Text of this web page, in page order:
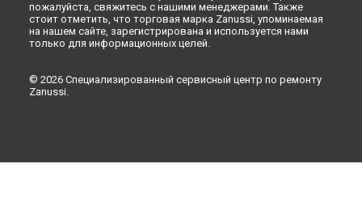
пожалуйста, свяжитесь с нашими менеджерами. Также
стоит отметить, что торговая марка Zanussi, упоминаемая
на нашем сайте, зарегистрирована и используется нами
только для информационных целей.
© 2026 Специализированный сервисный центр по ремонту
Zanussi.